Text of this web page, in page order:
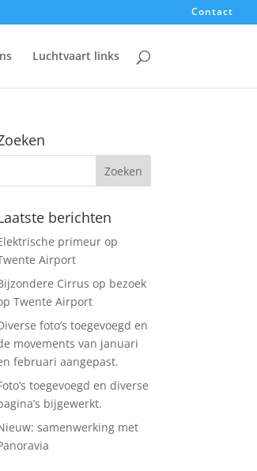
Contact
Luchtvaart links
berichten
primeur op
Airport
Cirrus op bezoek
Twente Airport
foto’s toegevoegd en
movements van januari
februari aangepast.
toegevoegd en diverse
bijgewerkt.
samenwerking met